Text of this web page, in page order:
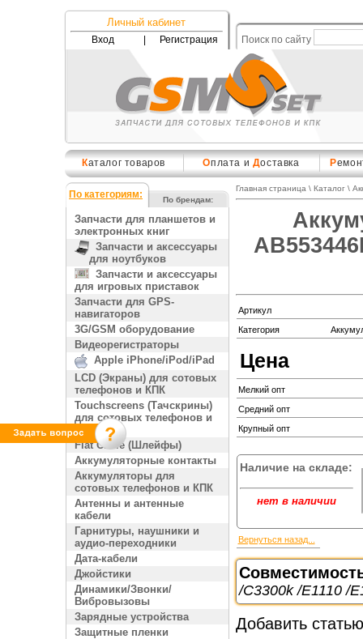
Личный кабинет
Вход Регистрация Поиск по сайту
Каталог товаров Оплата и Доставка Р
По категориям: По брендам:
Запчасти для планшетов и
электронных книг
Запчасти и аксессуары
для ноутбуков
Запчасти и аксессуары
для игровых приставок
Запчасти для GPS-
навигаторов
3G/GSM оборудование
Видеорегистраторы
Apple iPhone/iPod/iPad
LCD (Экраны) для сотовых
телефонов и КПК
Touchscreens (Тачскрины)
для сотовых телефонов и
КПК
Flat Cable (Шлейфы)
Аккумуляторные контакты
Аккумуляторы для
сотовых телефонов и КПК
Антенны и антенные
кабели
Гарнитуры, наушники и
аудио-переходники
Дата-кабели
Джойстики
Динамики/Звонки/
Вибровызовы
Зарядные устройства
Защитные пленки
Главная страница \ Каталог\
Артикул
Категория
Цена
Мелкий опт
Средний опт
Крупный опт
Наличие на складе:
нет в наличии
Вернуться назад...
/C3300k /E1110 /
Добавить